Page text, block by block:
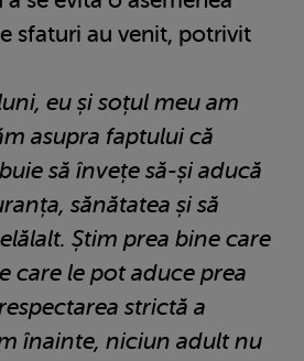
sfaturi au venit, potrivit
eu și soțul meu am
asupra faptului că
să învețe să-și aducă
sănătatea și să
Știm prea bine care
care le pot aduce prea
strictă a
înainte, niciun adult nu